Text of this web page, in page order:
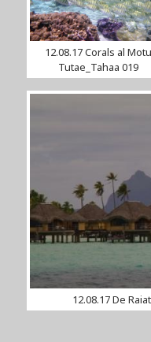
12.08.17 Corals al Motu
Tutae_Tahaa 019
12.08.17 De